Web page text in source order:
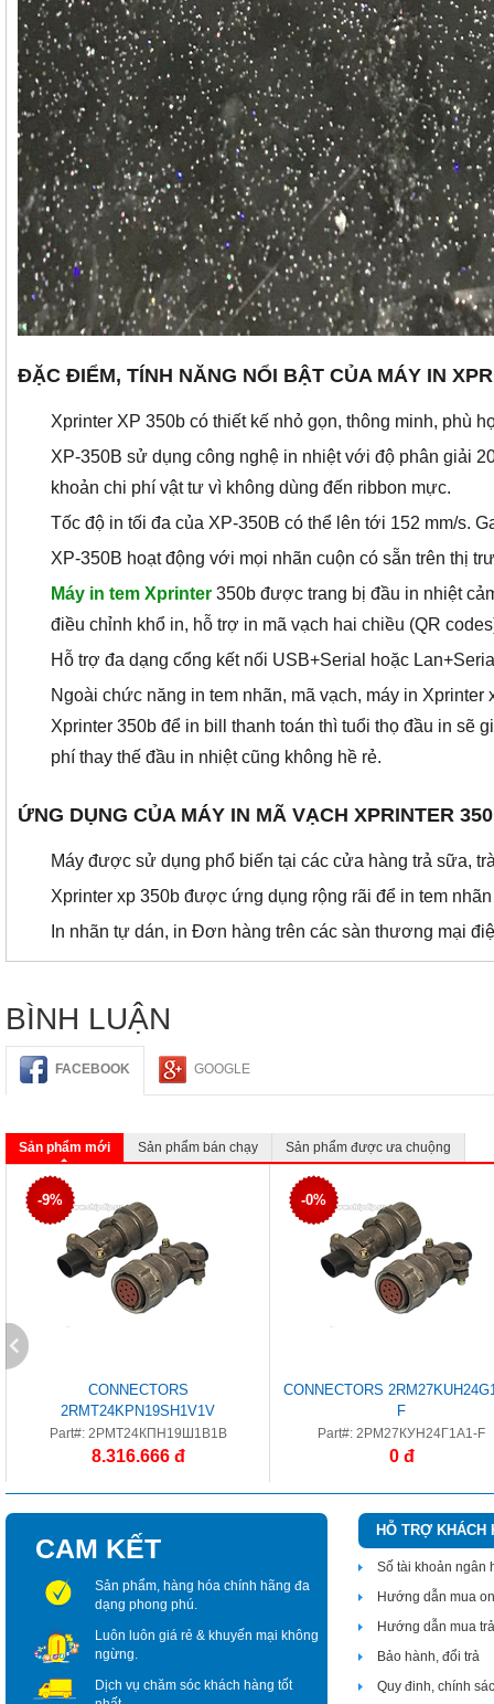
ĐẶC ĐIỂM, TÍNH NĂNG NỔI BẬT CỦA MÁY IN
Xprinter XP 350b có thiết kế nhỏ gọn, thông minh, phù
XP-350B sử dụng công nghệ in nhiệt với độ phân giải
khoản chi phí vật tư vì không dùng đến ribbon mực.
Tốc độ in tối đa của XP-350B có thể lên tới 152 mm/s.
XP-350B hoạt động với mọi nhãn cuộn có sẵn trên thị
Máy in tem Xprinter 350b được trang bị đầu in nhiệt
điều chỉnh khổ in, hỗ trợ in mã vạch hai chiều (QR
Hỗ trợ đa dạng cổng kết nối USB+Serial hoặc
Ngoài chức năng in tem nhãn, mã vạch, máy in
Xprinter 350b để in bill thanh toán thì tuổi thọ đầu in sẽ
phí thay thế đầu in nhiệt cũng không hề rẻ.
ỨNG DỤNG CỦA MÁY IN MÃ VẠCH XPRINTER
Máy được sử dụng phổ biến tại các cửa hàng trả sữa,
Xprinter xp 350b được ứng dụng rộng rãi để in tem
In nhãn tự dán, in Đơn hàng trên các sàn thương mại
BÌNH LUẬN
FACEBOOK GOOGLE
Sản phẩm mới Sản phẩm bán chạy Sản phẩm được ưa chuộng
-9%
CONNECTORS
2RMT24KPN19SH1V1V
Part#: 2РМТ24КПН19Ш1В1В
8.316.666 đ
-0%
CONNECTORS
F
Part#: 2РМ27КУН24Г1А1-F
0 đ
CAM KẾT
Sản phẩm, hàng hóa chính hãng đa
dạng phong phú.
Luôn luôn giá rẻ & khuyến mại không
ngừng.
Dịch vụ chăm sóc khách hàng tốt
HỖ TRỢ KHÁCH
Số tài khoản ngân
Hướng dẫn mua
Hướng dẫn mua
Bảo hành, đổi trả
Quy đinh, chính